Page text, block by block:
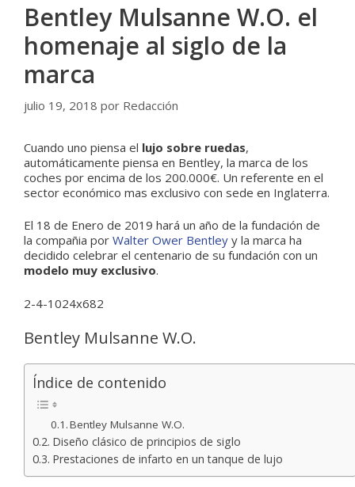
Bentley Mulsanne W.O. el
homenaje al siglo de la
marca
julio 19, 2018 por Redacción
Cuando uno piensa el lujo sobre ruedas,
automáticamente piensa en Bentley, la marca de los
coches por encima de los 200.000€. Un referente en el
sector económico mas exclusivo con sede en Inglaterra.
El 18 de Enero de 2019 hará un año de la fundación de
la compañia por Walter Ower Bentley y la marca ha
decidido celebrar el centenario de su fundación con un
modelo muy exclusivo.
Bentley Mulsanne W.O.
Índice de contenido
Bentley Mulsanne W.O.
Diseño clásico de principios de siglo
Prestaciones de infarto en un tanque de lujo